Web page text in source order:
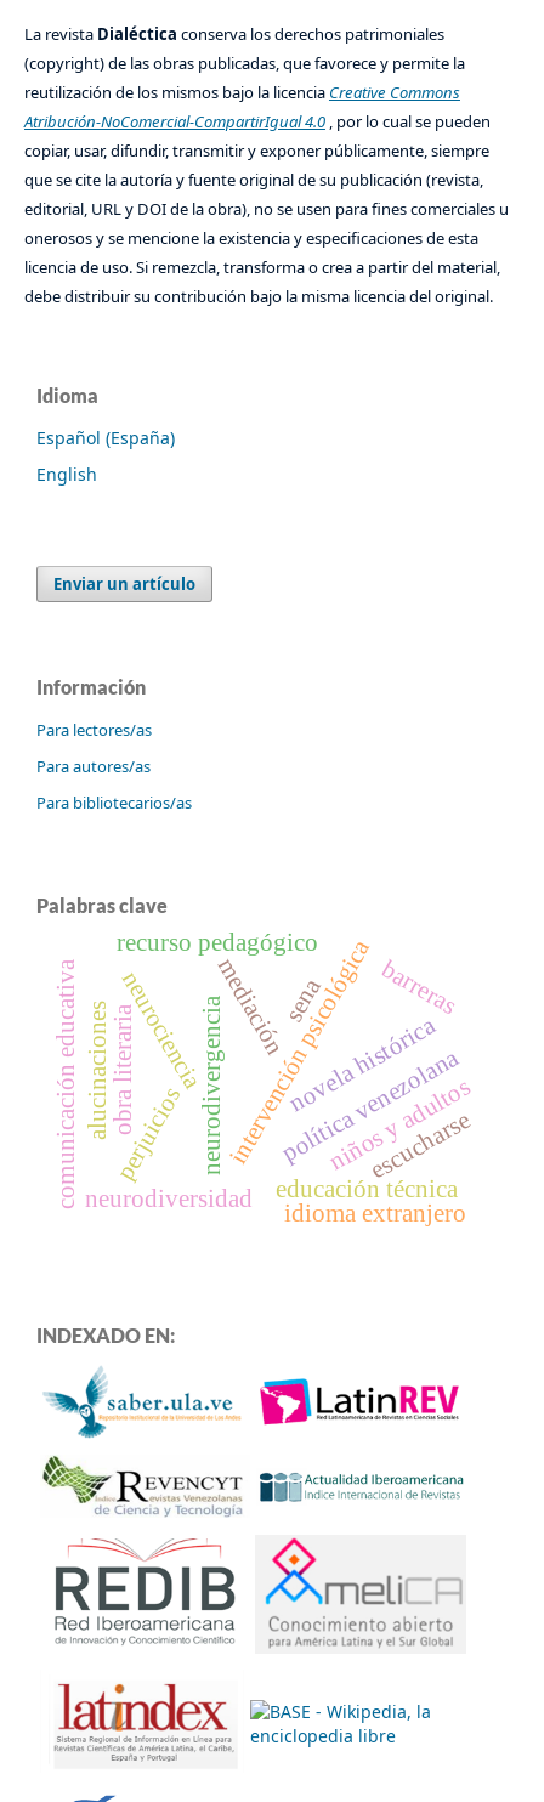
La revista Dialéctica conserva los derechos patrimoniales
(copyright) de las obras publicadas, que favorece y permite la
reutilización de los mismos bajo la licencia Creative Commons
Atribución-NoComercial-CompartirIgual 4.0, por lo cual se pueden
copiar, usar, difundir, transmitir y exponer públicamente, siempre
que se cite la autoría y fuente original de su publicación (revista,
editorial, URL y DOI de la obra), no se usen para fines comerciales u
onerosos y se mencione la existencia y especificaciones de esta
licencia de uso. Si remezcla, transforma o crea a partir del material,
debe distribuir su contribución bajo la misma licencia del original.
Idioma
Español (España)
English
Enviar un artículo
Información
Para lectores/as
Para autores/as
Para bibliotecarios/as
Palabras clave
intervención psicológica
política venezolana
neurodivergencia
neurodiversidad
neurocienciamediación
recurso pedagógico
novela histórica
obra literaria
sena
educación técnica
niños y adultos
alucinaciones
comunicación educativa barreras
escucharse
perjuicios
idioma extranjero
INDEXADO EN: